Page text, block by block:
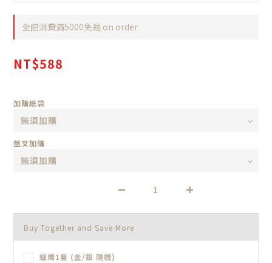
全館消費滿5000免運 on order
NT$588
加購紙袋
盤叉加購
Buy Together and Save More
蠟燭1隻 (金/銀 隨機)